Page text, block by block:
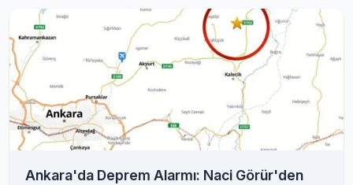
Ankara'da Deprem Alarmı: Naci Görür'den